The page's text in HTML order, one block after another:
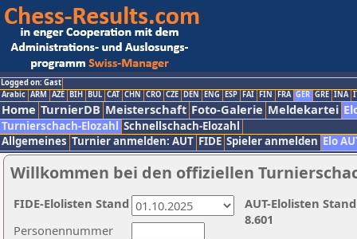
Logged on: Gast
Arabic ARM AZE BIH BUL CAT CHN CRO CZE DEN ENG ESP FAI FIN FRA GER GRE INA
Home TurnierDB Meisterschaft Foto-Galerie Meldekartei
Turnierschach-Elozahl Schnellschach-Elozahl
Allgemeines Turnier anmelden: AUT FIDE Spieler anmelden Elo
Willkommen bei den offiziellen
Personennummer
AUT-Elolisten
8.601
FIDE-Elolisten Stand